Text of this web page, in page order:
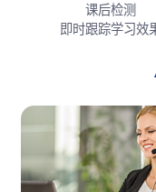
课后检测
即时跟踪学习效